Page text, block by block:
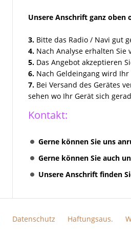
Unsere Anschrift ganz oben
3. Bitte das Radio / Navi gut
4. Nach Analyse erhalten
5. Das Angebot akzeptieren
6. Nach Geldeingang wird
7. Bei Versand des Gerätes
sehen wo Ihr Gerät sich
Kontakt:
Gerne können Sie uns
Gerne können Sie auch
Unsere Anschrift finden
Datenschutz Haftungsaus.